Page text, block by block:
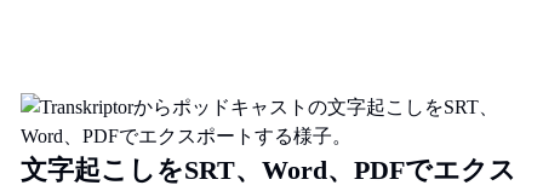
文字起こしをSRT、Word、PDFでエクス